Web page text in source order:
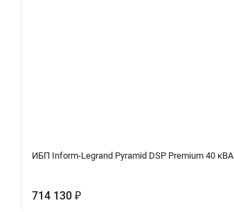
ИБП Inform-Legrand Pyramid DSP Premium 40 кВА
714 130 ₽